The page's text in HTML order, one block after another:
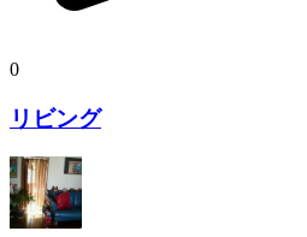
0
リビング